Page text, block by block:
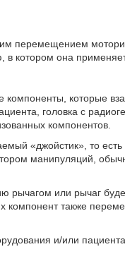
перемещением
в котором она
которые
головка с
компонентов.
«джойстик», то есть
манипуляций,
рычагом или рычаг
компонент также
и/или пациента.